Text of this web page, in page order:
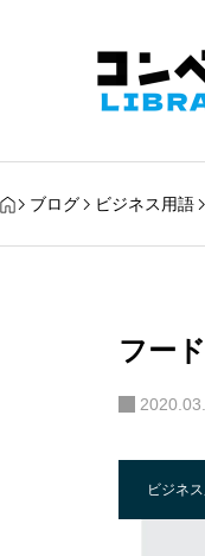
ブログ ビジネス用語
フー
ビジネ